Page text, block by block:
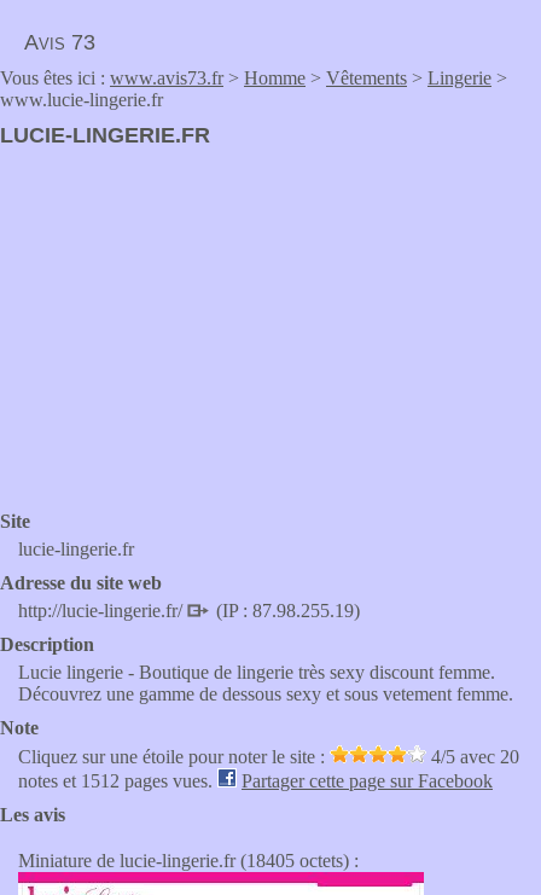
Avis 73
Vous êtes ici : www.avis73.fr> Homme > Vêtements > Lingerie >
www.lucie-lingerie.fr
LUCIE-LINGERIE.FR
Site
lucie-lingerie.fr
Adresse du site web
http://lucie-lingerie.fr/
(IP : 87.98.255.19)
Description
Lucie lingerie - Boutique de lingerie très sexy discount femme.
Découvrez une gamme de dessous sexy et sous vetement femme.
Note
Cliquez sur une étoile pour noter le site :
4/5 avec 20
notes et 1512 pages vues.
Partager cette page sur Facebook
Les avis
Miniature de lucie-lingerie.fr (18405 octets) :